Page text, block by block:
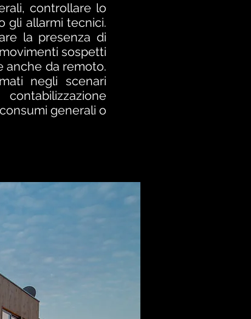
controllare lo
gli allarmi tecnici.
la presenza di
sospetti
anche da remoto.
negli scenari
generali o